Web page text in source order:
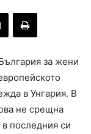
за жени
в Унгария. В
не срещна
последния си